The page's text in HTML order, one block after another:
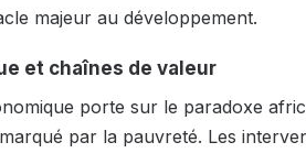
majeur au développement.
et chaînes de valeur
porte sur le paradoxe
par la pauvreté. Les